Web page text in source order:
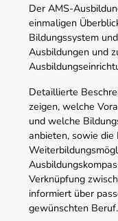
Der AMS-
einmaligen
Bildungssystem
Ausbildungen und
Detaillierte
zeigen, welche
und welche
anbieten, sowie die
Verknüpfung
informiert über
gewünschten Beruf.